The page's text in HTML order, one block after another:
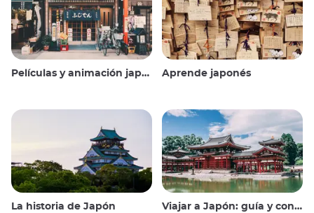
Películas y animación japonesas Aprende japonés
La historia de Japón Viajar a Japón: guía y consejos